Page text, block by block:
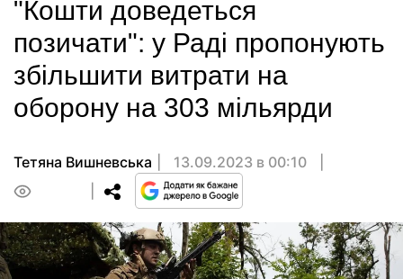
"Кошти доведеться
позичати": у Раді пропонують
збільшити витрати на
оборону на 303 мільярди
Тетяна Вишневська
13.09.2023 в 00:10